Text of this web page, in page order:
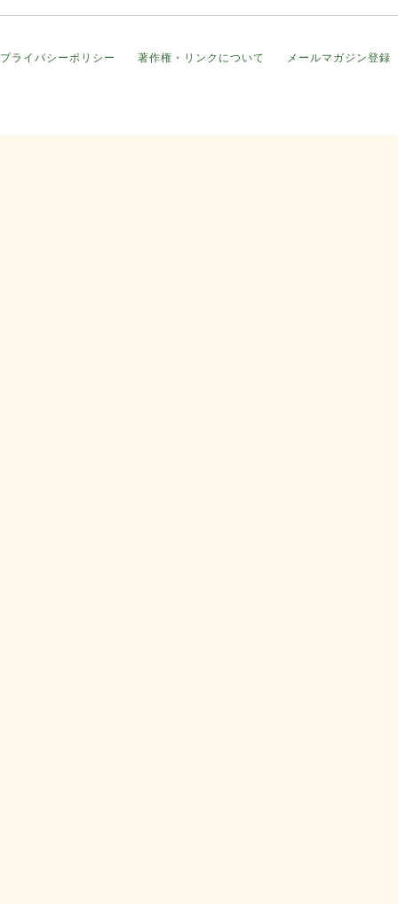
プライバシーポリシー 著作権・リンクについて メールマガジン登録